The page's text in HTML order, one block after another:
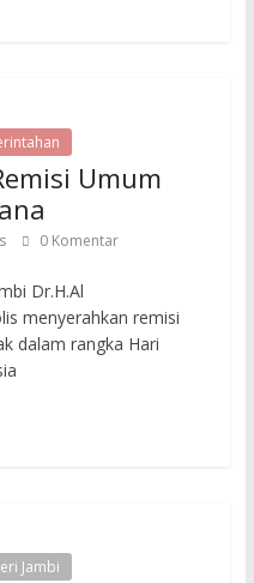
Umum
0 Komentar
Dr.H.Al
menyerahkan remisi
dalam rangka Hari
Jambi